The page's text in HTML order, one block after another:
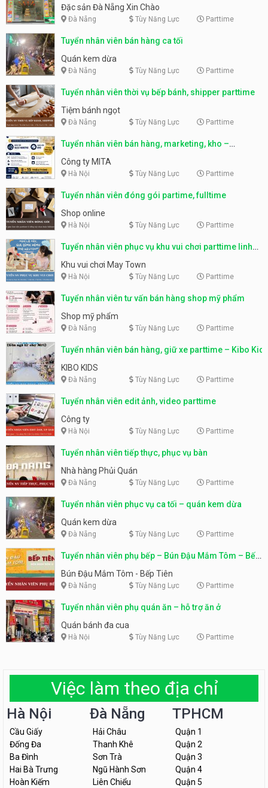
Nẵng
Đặc sản Đà Nẵng Xin Chào
Đà Nẵng Tùy Năng Lực Parttime
Tuyển nhân viên bán hàng ca tối
Quán kem dừa
Đà Nẵng Tùy Năng Lực Parttime
Tuyển nhân viên thời vụ bếp bánh, shipper parttime
Tiệm bánh ngọt
Đà Nẵng Tùy Năng Lực Parttime
Tuyển nhân viên bán hàng, marketing, kho –
parttime, fulltime
Công ty MITA
Hà Nội Tùy Năng Lực Parttime
Tuyển nhân viên đóng gói partime, fulltime
Shop online
Hà Nội Tùy Năng Lực Parttime
Tuyển nhân viên phục vụ khu vui chơi parttime linh
động
Khu vui chơi May Town
Hà Nội Tùy Năng Lực Parttime
Tuyển nhân viên tư vấn bán hàng shop mỹ phẩm
Shop mỹ phẩm
Đà Nẵng Tùy Năng Lực Parttime
Tuyển nhân viên bán hàng, giữ xe parttime – Kibo Kid
KIBO KIDS
Đà Nẵng Tùy Năng Lực Parttime
Tuyển nhân viên edit ảnh, video parttime
Công ty
Hà Nội Tùy Năng Lực Parttime
Tuyển nhân viên tiếp thực, phục vụ bàn
Nhà hàng Phủi Quán
Đà Nẵng Tùy Năng Lực Parttime
Tuyển nhân viên phục vụ ca tối – quán kem dừa
Quán kem dừa
Đà Nẵng Tùy Năng Lực Parttime
Tuyển nhân viên phụ bếp – Bún Đậu Mắm Tôm – Bếp
Tiên
Bún Đậu Mắm Tôm - Bếp Tiên
Đà Nẵng Tùy Năng Lực Parttime
Tuyển nhân viên phụ quán ăn – hỗ trợ ăn ở
Quán bánh đa cua
Hà Nội Tùy Năng Lực Parttime
Việc làm theo địa chỉ
Hà Nội
Cầu Giấy
Đống Đa
Ba Đình
Hai Bà Trưng
Hoàn Kiếm
Đà Nẵng
Hải Châu
Thanh Khê
Sơn Trà
Ngũ Hành Sơn
Liên Chiểu
TPHCM
Quận 1
Quận 2
Quận 3
Quận 4
Quận 5